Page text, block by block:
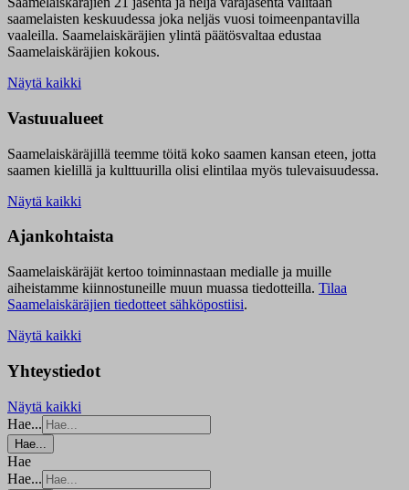
saamelaisten keskuudessa joka neljäs vuosi toimeenpantavilla
vaaleilla. Saamelaiskäräjien ylintä päätösvaltaa edustaa
Saamelaiskäräjien kokous.
Näytä kaikki
Vastuualueet
Saamelaiskäräjillä teemme töitä koko saamen kansan eteen, jotta
saamen kielillä ja kulttuurilla olisi elintilaa myös tulevaisuudessa.
Näytä kaikki
Ajankohtaista
Saamelaiskäräjät kertoo toiminnastaan medialle ja muille
aiheistamme kiinnostuneille muun muassa tiedotteilla. Tilaa
Saamelaiskäräjien tiedotteet sähköpostiisi.
Näytä kaikki
Yhteystiedot
Näytä kaikki
Hae...
Hae...
Hae
Hae...